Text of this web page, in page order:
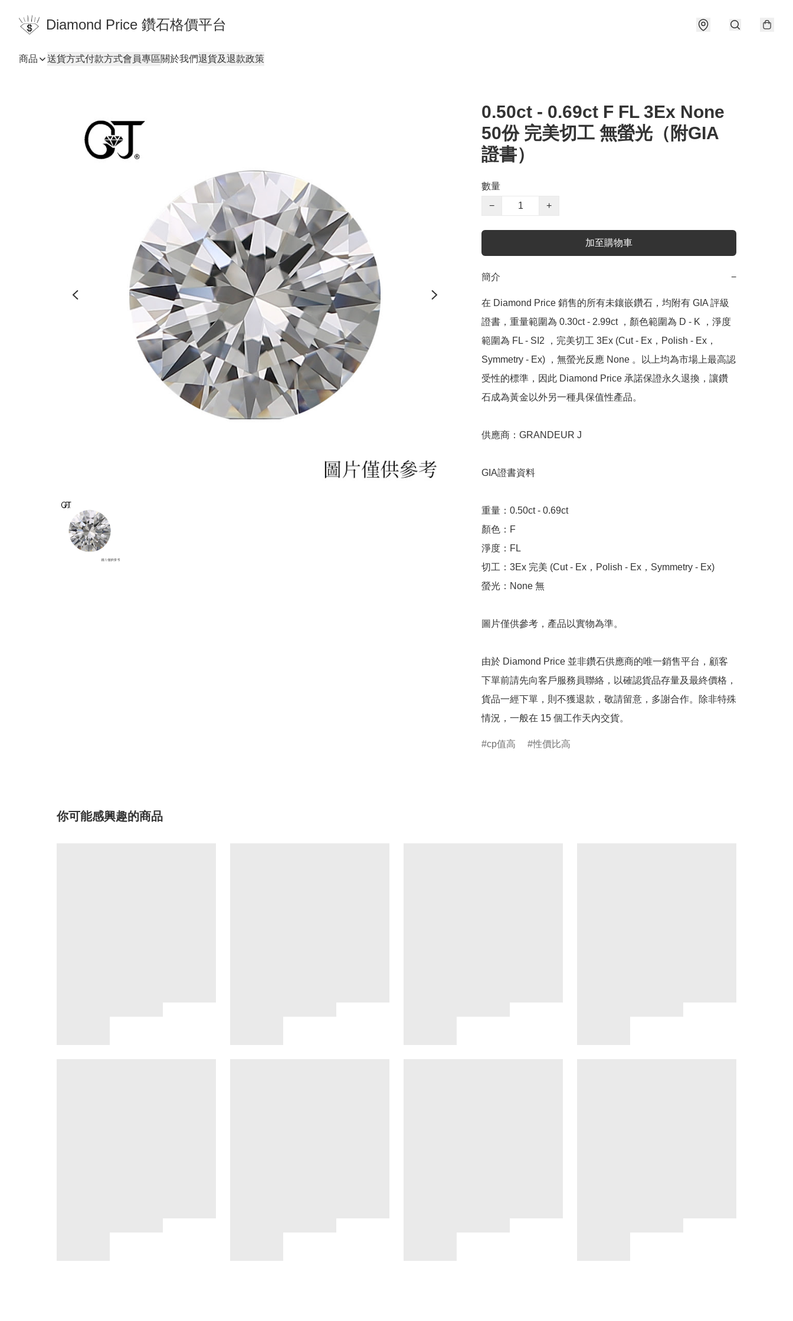
Diamond Price 鑽石格價平台
商品 送貨方式付款方式會員專區關於我們退貨及退款政策
0.50ct - 0.69ct F FL 3Ex None
50份 完美切工 無螢光（附GIA
證書）
數量
−
+
加至購物車
簡介 −
在 Diamond Price 銷售的所有未鑲嵌鑽石，均附有 GIA 評級
證書，重量範圍為 0.30ct - 2.99ct ，顏色範圍為 D - K ，淨度
範圍為 FL - SI2 ，完美切工 3Ex (Cut - Ex，Polish - Ex，
Symmetry - Ex) ，無螢光反應 None 。以上均為市場上最高認
受性的標準，因此 Diamond Price 承諾保證永久退換，讓鑽
石成為黃金以外另一種具保值性產品。
供應商：GRANDEUR J
GIA證書資料
重量：0.50ct - 0.69ct
顏色：F
淨度：FL
切工：3Ex 完美 (Cut - Ex，Polish - Ex，Symmetry - Ex)
螢光：None 無
圖片僅供參考，產品以實物為準。
由於 Diamond Price 並非鑽石供應商的唯一銷售平台，顧客
下單前請先向客戶服務員聯絡，以確認貨品存量及最終價格，
貨品一經下單，則不獲退款，敬請留意，多謝合作。除非特殊
情況，一般在 15 個工作天內交貨。
cp值高 性價比高
你可能感興趣的商品